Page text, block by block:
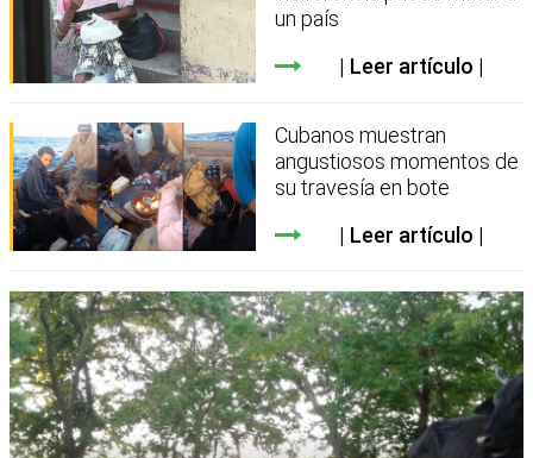
un país
Leer artículo
Cubanos muestran
angustiosos momentos de
su travesía en bote
Leer artículo